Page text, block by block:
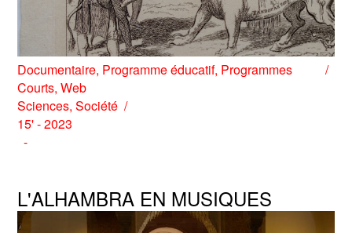
Documentaire, Programme éducatif, Programmes
Courts,Web
Sciences,Société
15' - 2023
L'ALHAMBRA EN MUSIQUES